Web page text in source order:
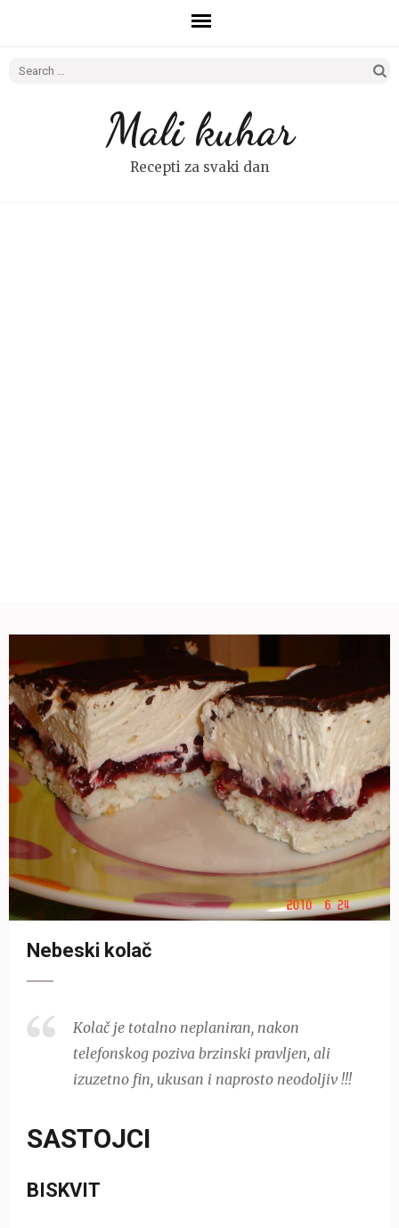
Search
Mali kuhar
Recepti za svaki dan
Nebeski kolač
Kolač je totalno neplaniran, nakon
telefonskog poziva brzinski pravljen, ali
izuzetno fin, ukusan i naprosto neodoljiv !!!
SASTOJCI
BISKVIT